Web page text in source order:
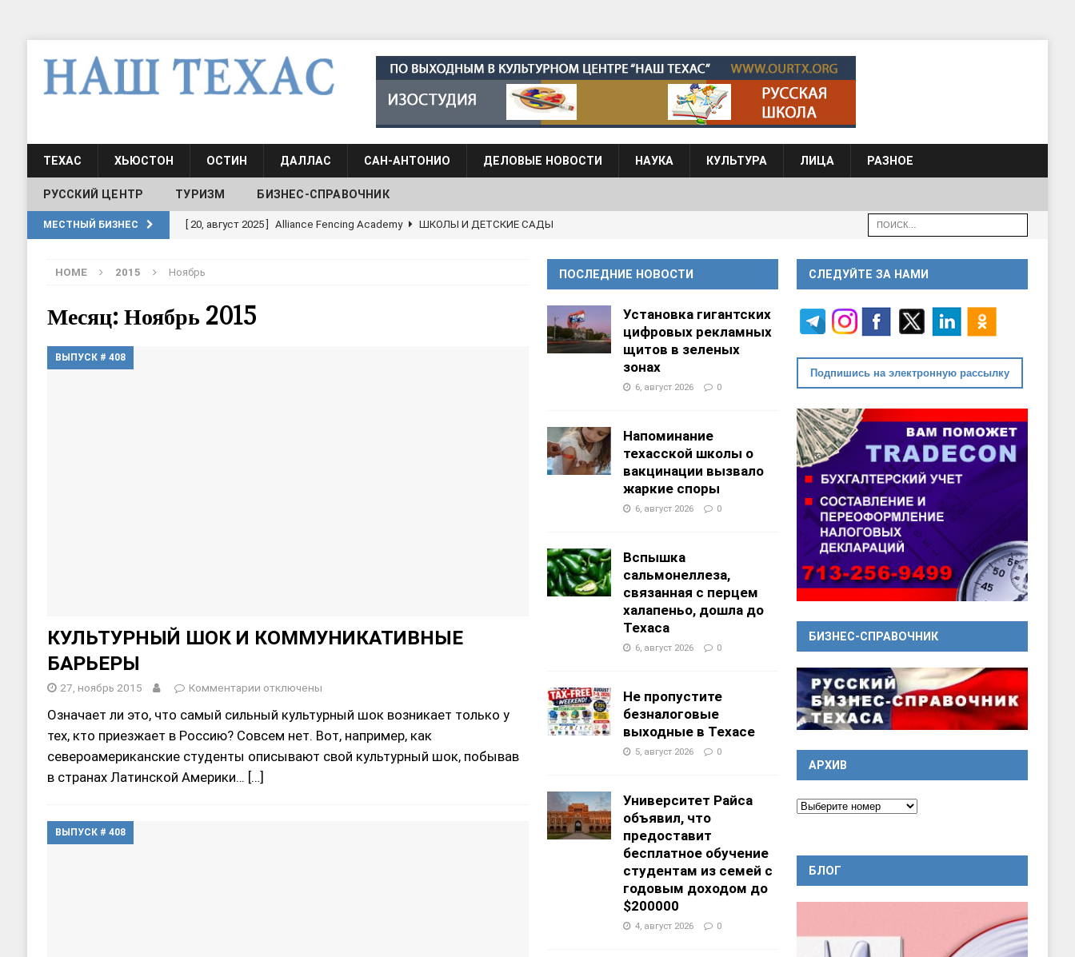
ТЕХАС ХЬЮСТОН ОСТИН ДАЛЛАС САН-АНТОНИО ДЕЛОВЫЕ НОВОСТИ НАУКА КУЛЬТУРА ЛИЦА РАЗНОЕ
РУССКИЙ ЦЕНТР ТУРИЗМ БИЗНЕС-СПРАВОЧНИК
МЕСТНЫЙ БИЗНЕС [ 30, июнь 2025 ] СОСТАВЛЕНИЕ НАЛОГОВЫХ ДЕКЛАРАЦИЙ ФИНАНСЫ И БУХГАЛТЕРСКИЙ УЧЕТ
ШКОЛЫ И ДЕТСКИЕ САДЫ
[ 19, июль 2017 ] Школа русского языка при культурном центре “Наш Техас” ШКОЛЫ И
HOME 2015 Ноябрь
Месяц: Ноябрь 2015
ВЫПУСК # 408
КУЛЬТУРНЫЙ ШОК И КОММУНИКАТИВНЫЕ
БАРЬЕРЫ
27, ноябрь 2015 Комментарии отключены
Означает ли это, что самый сильный культурный шок возникает только у
тех, кто приезжает в Россию? Совсем нет. Вот, например, как
североамериканские студенты описывают свой культурный шок, побывав
в странах Латинской Америки… […]
ВЫПУСК # 408
ПОСЛЕДНИЕ НОВОСТИ
Установка гигантских
цифровых рекламных
щитов в зеленых
зонах
6, август 2026 0
Напоминание
техасской школы о
вакцинации вызвало
жаркие споры
6, август 2026 0
Вспышка
сальмонеллеза,
связанная с перцем
халапеньо, дошла до
Техаса
6, август 2026 0
Не пропустите
безналоговые
выходные в Техасе
5, август 2026 0
Университет Райса
объявил, что
предоставит
бесплатное обучение
студентам из семей с
годовым доходом до
$200000
4, август 2026 0
СЛЕДУЙТЕ ЗА НАМИ
Подпишись на электронную рассылку
БИЗНЕС-СПРАВОЧНИК
АРХИВ
БЛОГ